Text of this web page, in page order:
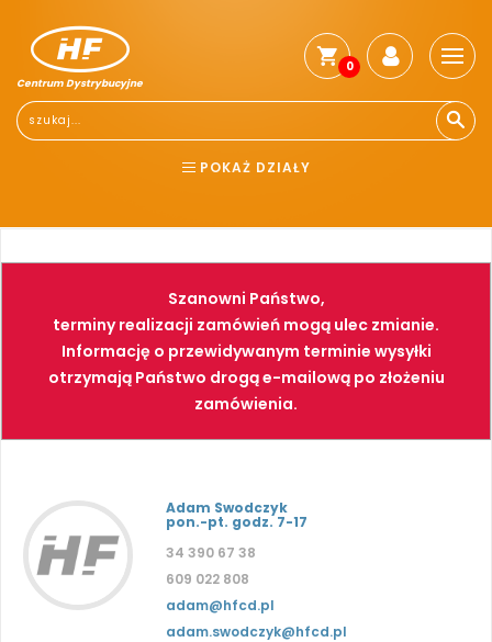
Centrum Dystrybucyjne
0
POKAŻ DZIAŁY
NARZĘDZIA SPAWALNICTWO
FARBY PNEUMATYKA
Szanowni Państwo,
terminy realizacji zamówień mogą ulec zmianie.
Informację o przewidywanym terminie wysyłki
otrzymają Państwo drogą e-mailową po złożeniu
zamówienia.
Adam Swodczyk
pon.-pt. godz. 7-17
34 390 67 38
609 022 808
adam@hfcd.pl
adam.swodczyk@hfcd.pl